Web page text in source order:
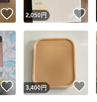
いいね！
2,050円
いいね！
3,400円